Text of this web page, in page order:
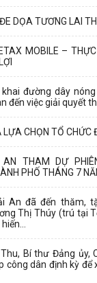
DỌA TƯƠNG LAI
MOBILE –
đường dây
đến việc giải quyết
CHỌN TỔ CHỨC
AN THAM DỰ
PHỐ THÁNG 7
An đã đến thăm,
Thị Thúy (trú tại
Bí thư Đảng ủy,
công dân định kỳ